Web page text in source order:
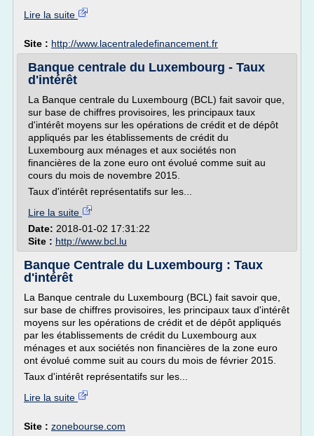
Lire la suite
Site : http://www.lacentraledefinancement.fr
Banque centrale du Luxembourg - Taux
d'intérêt
La Banque centrale du Luxembourg (BCL) fait savoir que,
sur base de chiffres provisoires, les principaux taux
d'intérêt moyens sur les opérations de crédit et de dépôt
appliqués par les établissements de crédit du
Luxembourg aux ménages et aux sociétés non
financières de la zone euro ont évolué comme suit au
cours du mois de novembre 2015.
Taux d'intérêt représentatifs sur les...
Lire la suite
Date: 2018-01-02 17:31:22
Site : http://www.bcl.lu
Banque Centrale du Luxembourg : Taux
d'intérêt
La Banque centrale du Luxembourg (BCL) fait savoir que,
sur base de chiffres provisoires, les principaux taux d'intérêt
moyens sur les opérations de crédit et de dépôt appliqués
par les établissements de crédit du Luxembourg aux
ménages et aux sociétés non financières de la zone euro
ont évolué comme suit au cours du mois de février 2015.
Taux d'intérêt représentatifs sur les...
Lire la suite
Site : zonebourse.com